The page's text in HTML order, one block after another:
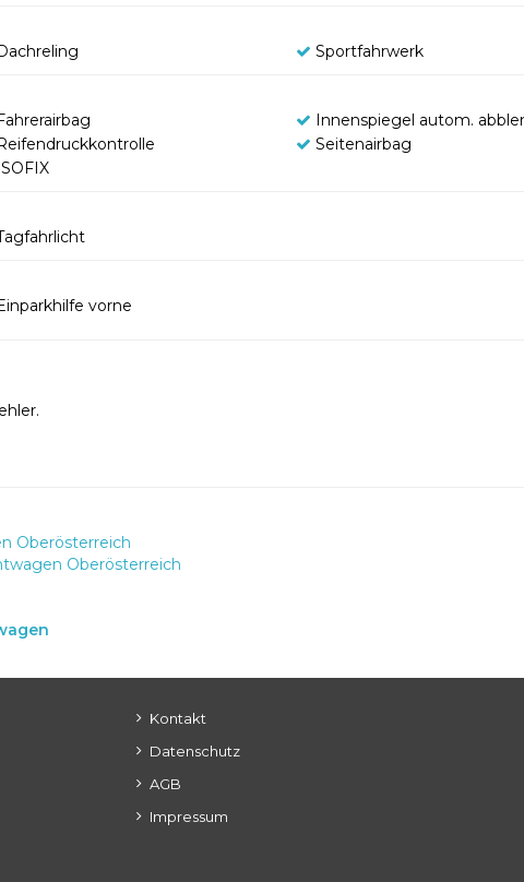
Sportfahrwerk
Innenspiegel autom.
Seitenairbag
vorne
Oberösterreich
Oberösterreich
Kontakt
Datenschutz
AGB
Impressum